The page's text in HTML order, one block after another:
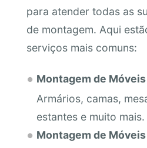
para atender todas as
de montagem. Aqui
serviços mais comuns:
Montagem de
Armários, camas,
estantes e muito mais.
Montagem de